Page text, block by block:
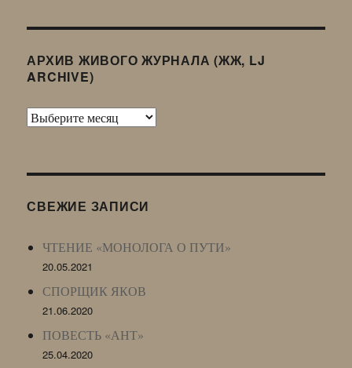
АРХИВ ЖИВОГО ЖУРНАЛА (ЖЖ, LJ
ARCHIVE)
Архив
LJ
СВЕЖИЕ ЗАПИСИ
ЧТЕНИЕ «МОНОЛОГА О ПУТИ»
20.05.2021
СПОРЩИК ЯКОВ
21.06.2020
ПОВЕСТЬ «АНТ»
25.04.2020